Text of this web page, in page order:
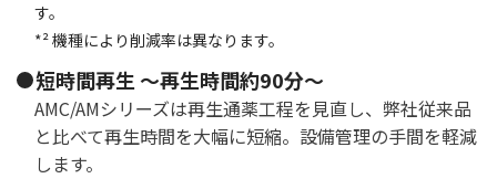
す。
*² 機種により削減率は異なります。
短時間再生 ～再生時間約90分～
AMC/AMシリーズは再生通薬工程を見直し、弊社従来品
と比べて再生時間を大幅に短縮。設備管理の手間を軽減
します。